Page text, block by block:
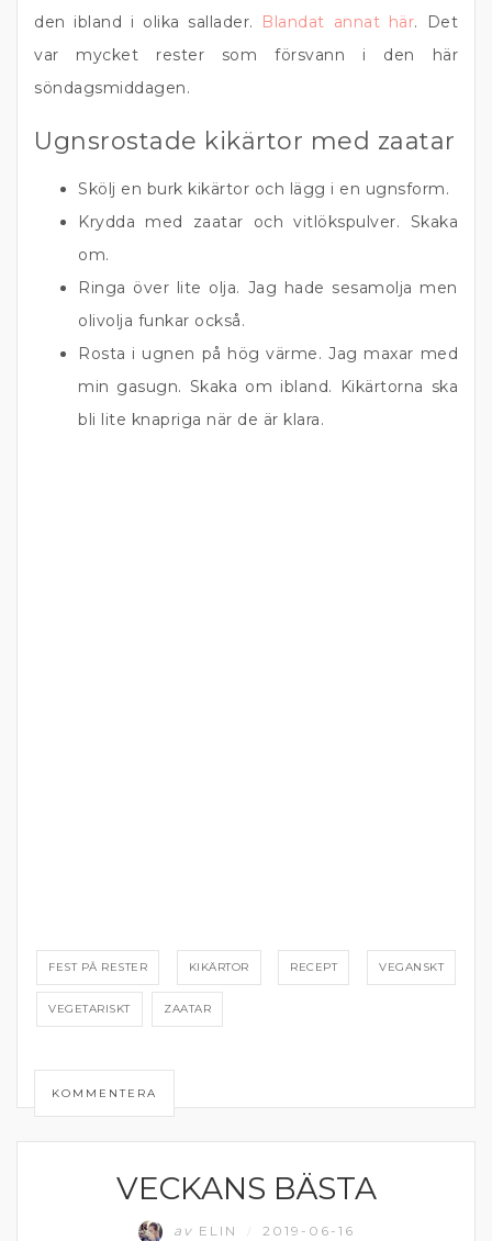
den ibland i olika sallader. Blandat annat här. Det
var mycket rester som försvann i den här
söndagsmiddagen.
Ugnsrostade kikärtor med zaatar
Skölj en burk kikärtor och lägg i en ugnsform.
Krydda med zaatar och vitlökspulver. Skaka
om.
Ringa över lite olja. Jag hade sesamolja men
olivolja funkar också.
Rosta i ugnen på hög värme. Jag maxar med
min gasugn. Skaka om ibland. Kikärtorna ska
bli lite knapriga när de är klara.
FEST PÅ RESTER KIKÄRTOR RECEPT VEGANSKT
VEGETARISKT ZAATAR
KOMMENTERA
VECKANS BÄSTA
av ELIN 2019-06-16